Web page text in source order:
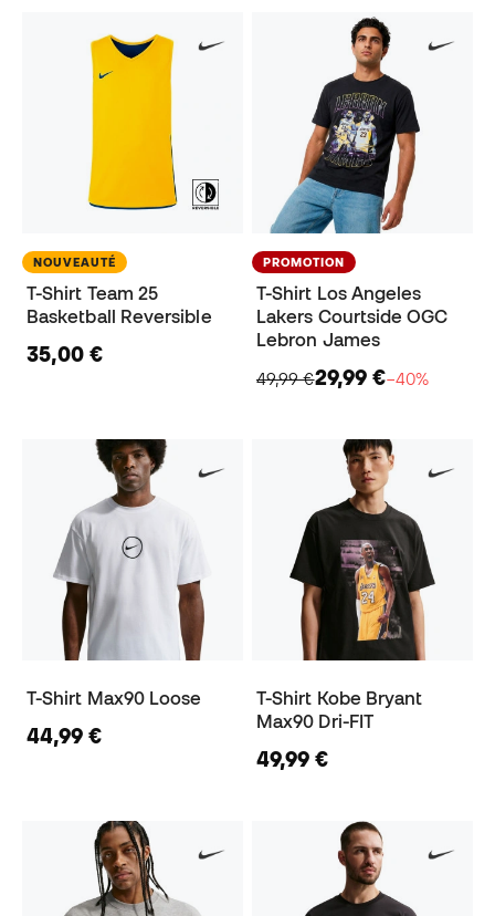
NOUVEAUTÉ
T-Shirt Team 25
Basketball Reversible
35,00 €
PROMOTION
T-Shirt Los Angeles
Lakers Courtside OGC
Lebron James
49,99 €29,99 €−40%
T-Shirt Max90 Loose
44,99 €
T-Shirt Kobe Bryant
Max90 Dri-FIT
49,99 €